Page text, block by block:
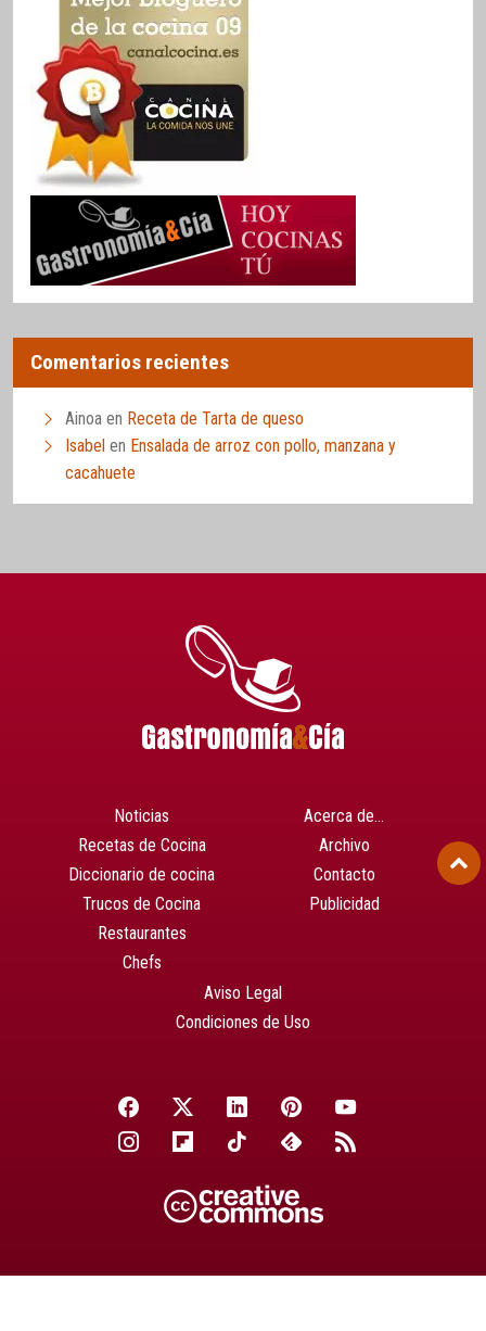
Comentarios recientes
Ainoa en Receta de Tarta de queso
Isabel en Ensalada de arroz con pollo, manzana y
cacahuete
Noticias
Recetas de Cocina
Diccionario de cocina
Trucos de Cocina
Restaurantes
Chefs
Acerca de…
Archivo
Contacto
Publicidad
Aviso Legal
Condiciones de Uso